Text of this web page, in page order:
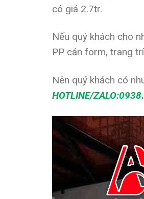
có giá 2.7tr.
Nếu quý khách cho
PP cán form, trang
Nên quý khách có
HOTLINE/